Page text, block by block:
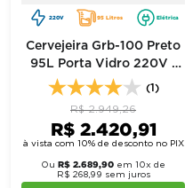
220V 95 Litros Elétrica
Cervejeira Grb-100 Preto
95L Porta Vidro 220V -
Gelopar
(1)
R$ 2.949,26
R$ 2.420,91
à vista com 10% de desconto no PIX
Ou R$ 2.689,90 em 10x de
R$ 268,99 sem juros